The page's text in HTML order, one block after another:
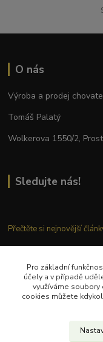
O nás
Výroba a prodej
Tomáš Palatý
Wolkerova 1550/2,
Sledujte nás!
Přečtěte si nejnovější
Kontaktujte nás
Tel.: + 420 777 282 683
Pro základní
účely a v případě
využíváme
cookies můžete